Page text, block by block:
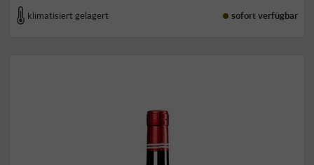
klimatisiert gelagert sofort verfügbar